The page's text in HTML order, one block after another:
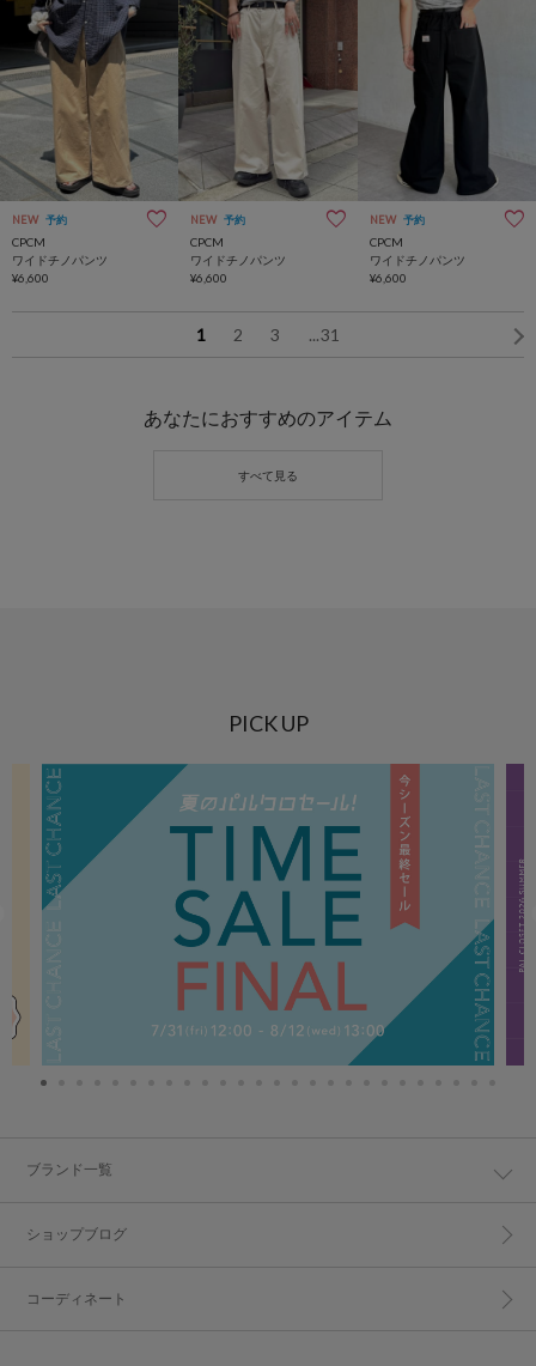
NEW 予約
CPCM
ワイドチノパンツ
¥6,600
NEW 予約
CPCM
ワイドチノパンツ
¥6,600
NEW 予約
CPCM
ワイドチノパンツ
¥6,600
1 2 3 ...31
あなたにおすすめのアイテム
PICK UP
ブランド一覧
ショップブログ
コーディネート